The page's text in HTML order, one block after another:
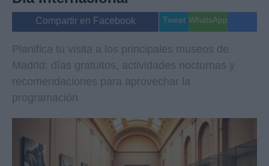
Musica
Compartir en Facebook Tweet WhatsApp
Planifica tu visita a los principales museos de
Madrid: días gratuitos, actividades nocturnas y
recomendaciones para aprovechar la
programación